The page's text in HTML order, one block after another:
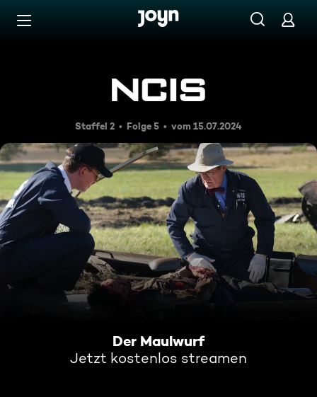
Zum Inhalt springen
Der Maulwurf
Staffel 2 Folge 5 vom 15.07.2024
Der Maulwurf
Jetzt kostenlos streamen